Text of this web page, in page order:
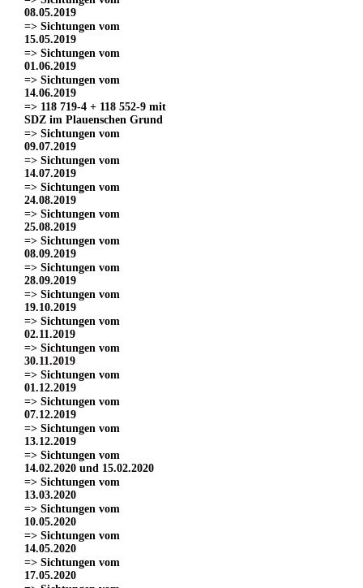
08.05.2019
=> Sichtungen vom
15.05.2019
=> Sichtungen vom
01.06.2019
=> Sichtungen vom
14.06.2019
=> 118 719-4 + 118 552-9 mit
SDZ im Plauenschen Grund
=> Sichtungen vom
09.07.2019
=> Sichtungen vom
14.07.2019
=> Sichtungen vom
24.08.2019
=> Sichtungen vom
25.08.2019
=> Sichtungen vom
08.09.2019
=> Sichtungen vom
28.09.2019
=> Sichtungen vom
19.10.2019
=> Sichtungen vom
02.11.2019
=> Sichtungen vom
30.11.2019
=> Sichtungen vom
01.12.2019
=> Sichtungen vom
07.12.2019
=> Sichtungen vom
13.12.2019
=> Sichtungen vom
14.02.2020 und 15.02.2020
=> Sichtungen vom
13.03.2020
=> Sichtungen vom
10.05.2020
=> Sichtungen vom
14.05.2020
=> Sichtungen vom
17.05.2020